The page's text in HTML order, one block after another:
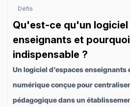
Défis
Qu'est-ce qu'un
enseignants et
indispensable ?
Un logiciel d’espaces enseignants
numérique conçue pour
pédagogique dans un